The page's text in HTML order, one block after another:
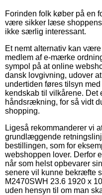
Forinden folk køber på en
være sikker læse
ikke særlig interessant.
Et nemt alternativ kan
medlem af e-mærke
sympol på at online
dansk lovgivning, udover
undertiden føres tilsyn
kendskab til vilkårene. Det
håndsrækning, for så vidt
shopping.
Ligeså rekommanderer vi
grundlæggende
bestillingen, som for
webshoppen lover. Derfor
når som helst opbevarer
senere vil kunne bekræfte
M2470SWH 23.6 1920 x
uden hensyn til om man